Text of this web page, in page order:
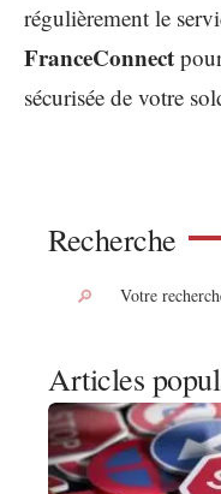
régulièrement le
FranceConnect
sécurisée de votre
Recherche
Articles